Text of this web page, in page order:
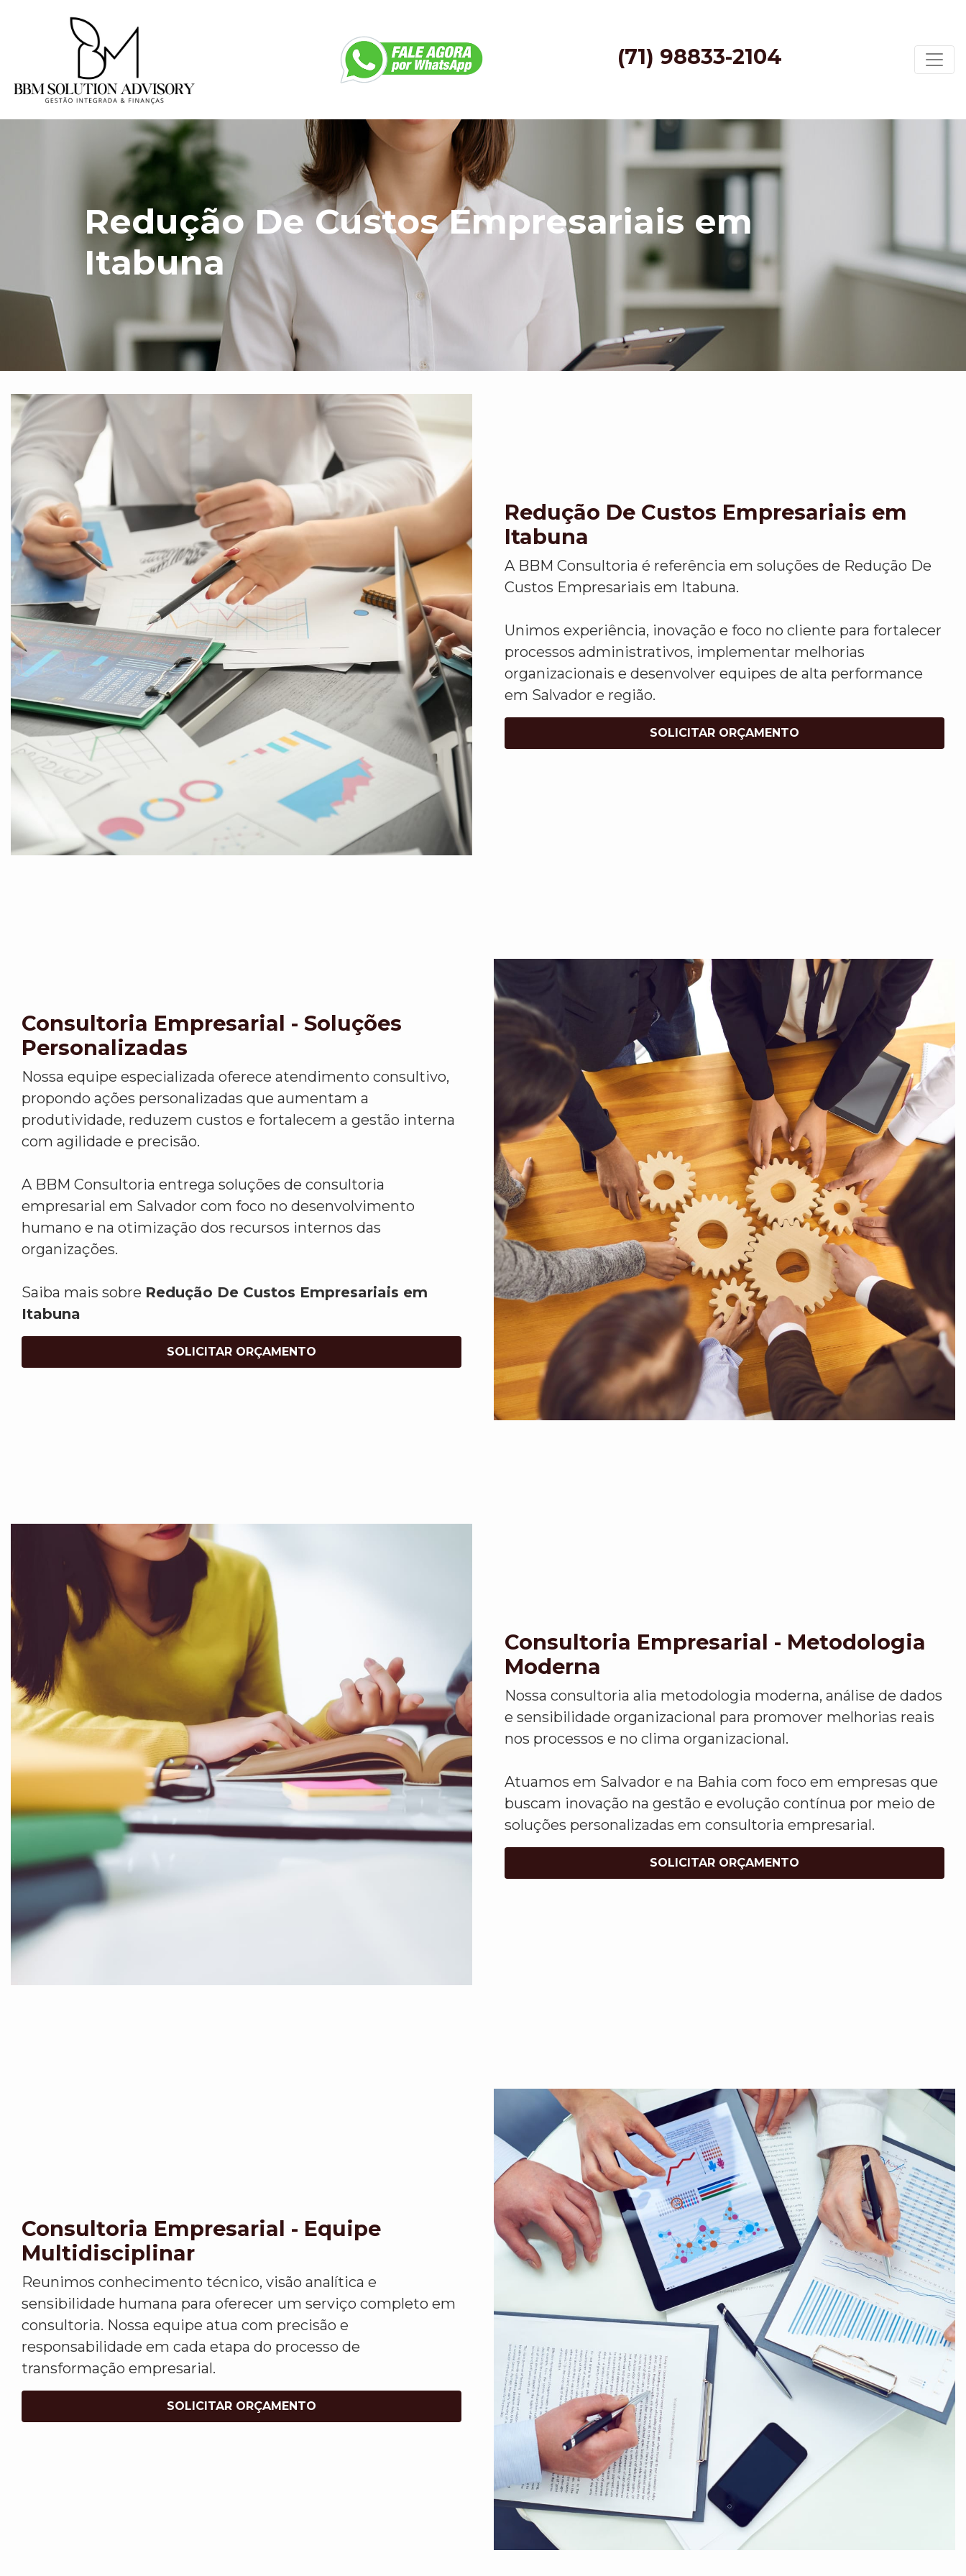
(71) 98833-2104
Redução De Custos Empresariais em
Itabuna
Redução De Custos Empresariais em
Itabuna
A BBM Consultoria é referência em soluções de Redução De
Custos Empresariais em Itabuna.
Unimos experiência, inovação e foco no cliente para fortalecer
processos administrativos, implementar melhorias
organizacionais e desenvolver equipes de alta performance
em Salvador e região.
SOLICITAR ORÇAMENTO
Consultoria Empresarial - Soluções
Personalizadas
Nossa equipe especializada oferece atendimento consultivo,
propondo ações personalizadas que aumentam a
produtividade, reduzem custos e fortalecem a gestão interna
com agilidade e precisão.
A BBM Consultoria entrega soluções de consultoria
empresarial em Salvador com foco no desenvolvimento
humano e na otimização dos recursos internos das
organizações.
Saiba mais sobre Redução De Custos Empresariais em
Itabuna
SOLICITAR ORÇAMENTO
Consultoria Empresarial - Metodologia
Moderna
Nossa consultoria alia metodologia moderna, análise de dados
e sensibilidade organizacional para promover melhorias reais
nos processos e no clima organizacional.
Atuamos em Salvador e na Bahia com foco em empresas que
buscam inovação na gestão e evolução contínua por meio de
soluções personalizadas em consultoria empresarial.
SOLICITAR ORÇAMENTO
Consultoria Empresarial - Equipe
Multidisciplinar
Reunimos conhecimento técnico, visão analítica e
sensibilidade humana para oferecer um serviço completo em
consultoria. Nossa equipe atua com precisão e
responsabilidade em cada etapa do processo de
transformação empresarial.
SOLICITAR ORÇAMENTO